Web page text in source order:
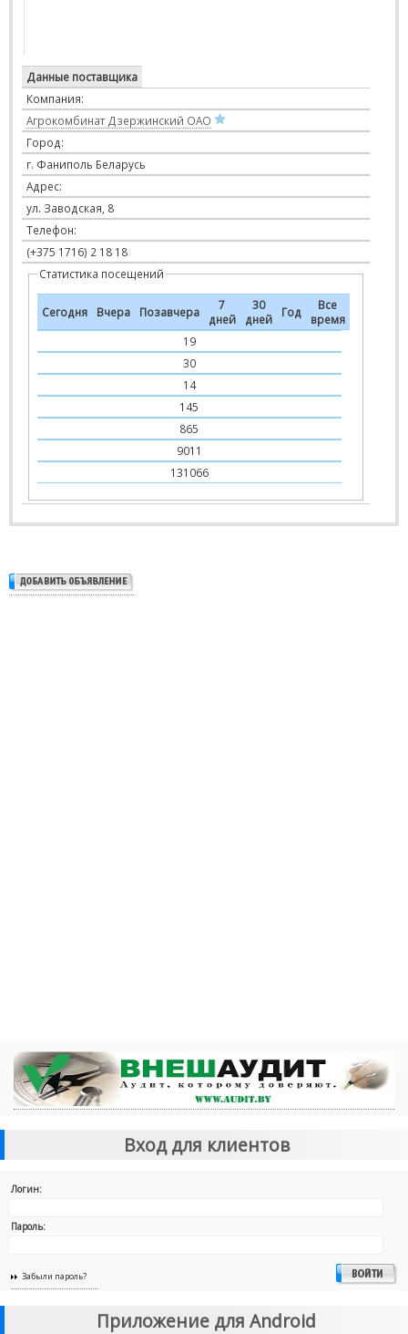
Данные поставщика
Компания:
Агрокомбинат Дзержинский ОАО
Город:
г. Фаниполь Беларусь
Адрес:
ул. Заводская, 8
Телефон:
(+375 1716) 2 18 18
Статистика посещений
Сегодня Вчера Позавчера
7
дней
30
дней
Год
Все
время
19
30
14
145
865
9011
131066
Вход для клиентов
Логин:
Пароль:
Забыли пароль?
Приложение для Android